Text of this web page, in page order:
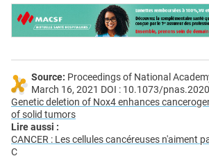
Source: Proceedings of National
March 16, 2021 DOI : 10.1073/
Genetic deletion of Nox4 enhances
of solid tumors
Lire aussi :
CANCER : Les cellules cancéreuses n'aiment
C